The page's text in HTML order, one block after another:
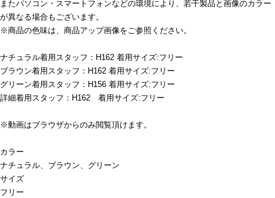
またパソコン・スマートフォンなどの環境により、若干製品と画像のカラー
が異なる場合もございます。
※商品の色味は、商品アップ画像をご参照ください。
ナチュラル着用スタッフ：H162 着用サイズ:フリー
ブラウン着用スタッフ：H162 着用サイズ:フリー
グリーン着用スタッフ：H156 着用サイズ:フリー
詳細着用スタッフ：H162 着用サイズ:フリー
※動画はブラウザからのみ閲覧頂けます。
カラー
ナチュラル、ブラウン、グリーン
サイズ
フリー